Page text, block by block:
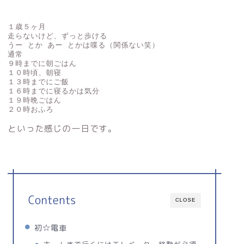
１歳５ヶ月
走らないけど、ずっと歩ける
うー とか あー とかは喋る（関係ない笑）
通常
９時までに朝ごはん
１０時頃、朝寝
１３時までにご飯
１６時までに寝るかは気分
１９時晩ごはん
といった感じの一日です。
CLOSE
Contents
初☆電車